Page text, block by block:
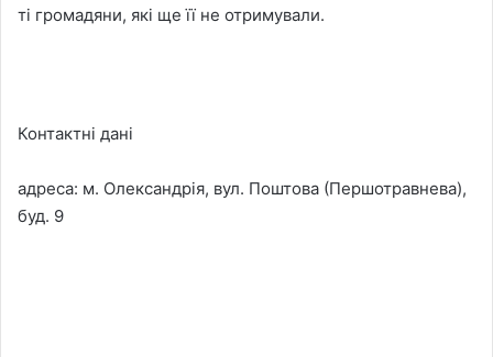
ті громадяни, які ще її не отримували.
Контактні дані
адреса: м. Олександрія, вул. Поштова (Першотравнева),
буд. 9